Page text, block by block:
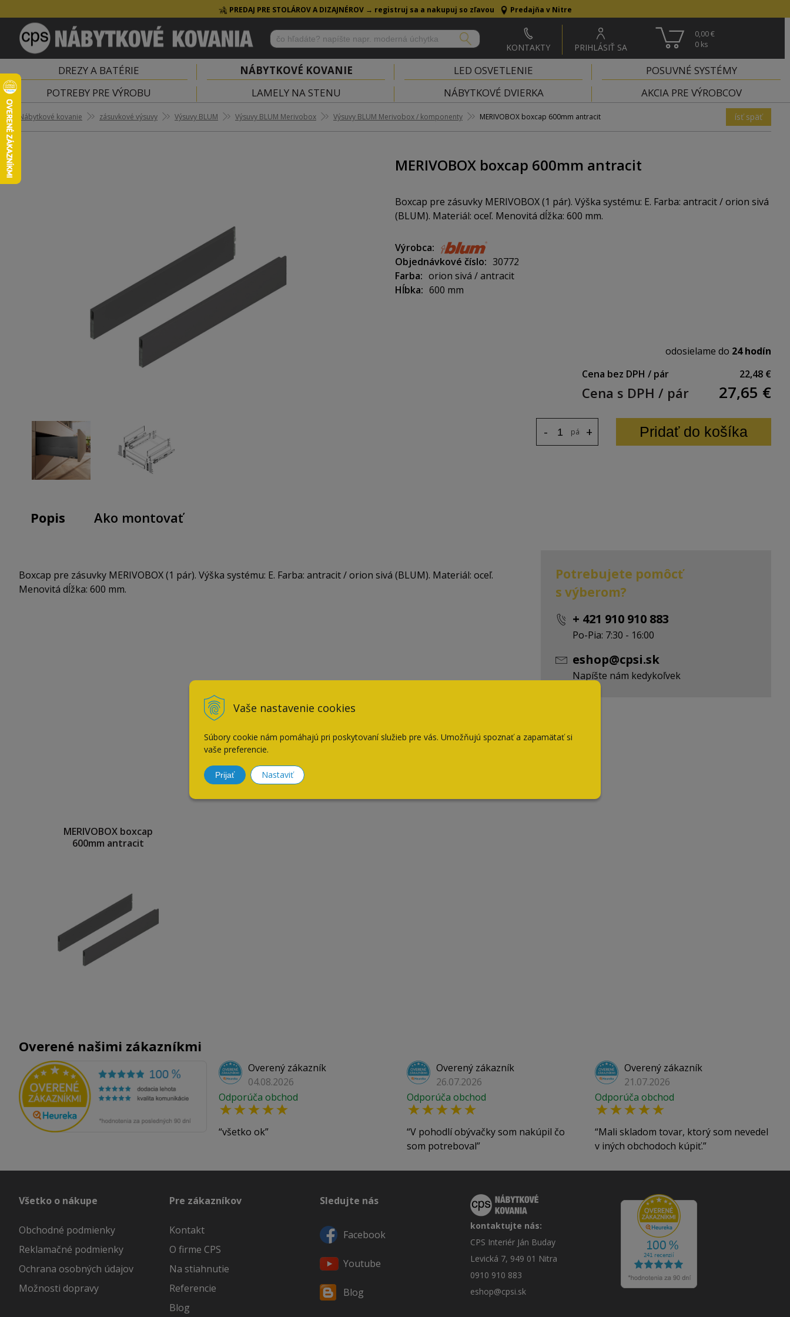
Vaše nastavenie cookies
Súbory cookie nám pomáhajú pri poskytovaní služieb pre vás. Umožňujú spoznať a zapamätať si
vaše preferencie.
Prijať Nastaviť
PREDAJ PRE STOLÁROV A DIZAJNÉROV → registruj sa a nakupuj so zľavou Predajňa v Nitre
KONTAKTY PRIHLÁSIŤ SA
0,00 €
0 ks
DREZY A BATÉRIE NÁBYTKOVÉ KOVANIE LED OSVETLENIE
POSUVNÉ SYSTÉMY
POTREBY PRE VÝROBU
LAMELY NA STENU NÁBYTKOVÉ DVIERKA AKCIA PRE VÝROBCOV
Nábytkové kovanie zásuvkové výsuvy Výsuvy BLUM Výsuvy BLUM Merivobox Výsuvy BLUM Merivobox / komponenty MERIVOBOX boxcap 600mm antracit ísť späť
MERIVOBOX boxcap 600mm antracit
Boxcap pre zásuvky MERIVOBOX (1 pár). Výška systému: E. Farba: antracit / orion sivá
(BLUM). Materiál: oceľ. Menovitá dĺžka: 600 mm.
Výrobca
Objednávkové číslo
30772
Farba
orion sivá / antracit
Hĺbka
600 mm
odosielame do 24 hodín
Cena bez DPH / pár
22,48 €
Cena s DPH / pár 27,65 €
pár +
- Pridať do košíka
Popis Ako montovať
Boxcap pre zásuvky MERIVOBOX (1 pár). Výška systému: E. Farba: antracit / orion sivá (BLUM). Materiál: oceľ.
Menovitá dĺžka: 600 mm.
Potrebujete pomôcť
s výberom?
+ 421 910 910 883
Po-Pia: 7:30 - 16:00
eshop@cpsi.sk
Napíšte nám kedykoľvek
MERIVOBOX boxcap
600mm antracit
Overené našimi zákazníkmi
Overený zákazník
04.08.2026
Odporúča obchod
všetko ok
Overený zákazník
26.07.2026
Odporúča obchod
V pohodlí obývačky som nakúpil čo
som potreboval
Overený zákazník
21.07.2026
Odporúča obchod
Mali skladom tovar, ktorý som nevedel
v iných obchodoch kúpiť.
Všetko o nákupe
Obchodné podmienky
Reklamačné podmienky
Ochrana osobných údajov
Možnosti dopravy
Pre zákazníkov
Kontakt
O firme CPS
Na stiahnutie
Referencie
Blog
Sledujte nás
Facebook
Youtube
Blog
kontaktujte nás:
CPS Interiér Ján Buday
Levická 7, 949 01 Nitra
0910 910 883
eshop@cpsi.sk